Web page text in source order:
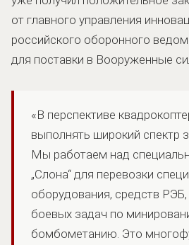
от главного управления
российского оборонного
для поставки в Вооруженные
«В перспективе
выполнять широкий спектр
Мы работаем над
„Слона“ для перевозки
оборудования, средств
боевых задач по
бомбометанию. Это